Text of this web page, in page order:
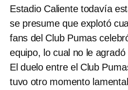
Estadio Caliente todavía
se presume que explotó
fans del Club Pumas
equipo, lo cual no le
El duelo entre el Club
tuvo otro momento